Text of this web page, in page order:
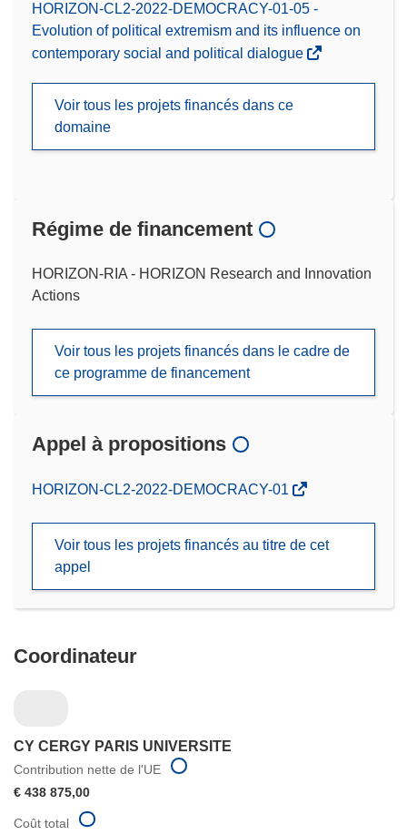
HORIZON-CL2-2022-DEMOCRACY-01-05 -
Evolution of political extremism and its influence on
contemporary social and political dialogue
Voir tous les projets financés dans ce
domaine
Régime de financement
HORIZON-RIA - HORIZON Research and Innovation
Actions
Voir tous les projets financés dans le cadre de
ce programme de financement
Appel à propositions
(s’ouvre
nouvelle
fenêtre)
HORIZON-CL2-2022-DEMOCRACY-01
Voir tous les projets financés au titre de cet
appel
Coordinateur
CY CERGY PARIS UNIVERSITE
Contribution nette de l'UE
€ 438 875,00
Coût total